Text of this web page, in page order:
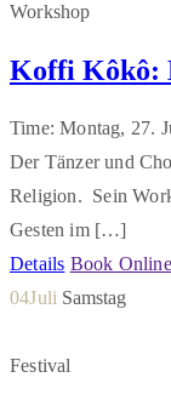
Workshop
Koffi Kôkô:
Time: Montag, 27.
Der Tänzer und
Religion. Sein
Gesten im […]
Details Book Online
04Juli Samstag
Festival